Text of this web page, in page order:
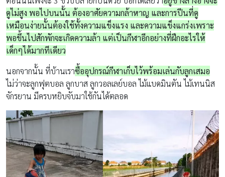
ดูไม่สูง พอไปบนนั้น ต้องอาศัยความกล้าหาญ และการปีนที่ดู
เหมือนง่ายนั้นต้องใช้ทั้งความแข็งแรง และความแข็งแกร่งเพราะ
พอขึ้นไปสักพักจะเกิดความล้า แต่เป็นกีฬาอีกอย่างที่ฝึกอะไรให้
เด็กๆได้มากทีเดียว
นอกจากนั้น ที่บ้านเราซื้ออุปกรณ์กีฬาเก็บไว้พร้อมเล่นกับลูกเสมอ
ไม่ว่าจะลูกฟุตบอล ลูกบาส ลูกวอลเลย์บอล ไม้แบดมินตัน ไม้เทนนิส
จักรยาน มีครบหยิบจับมาใช้กันได้ตลอด